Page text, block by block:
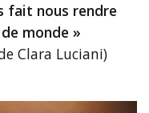
fait nous rendre
monde »
Clara Luciani)